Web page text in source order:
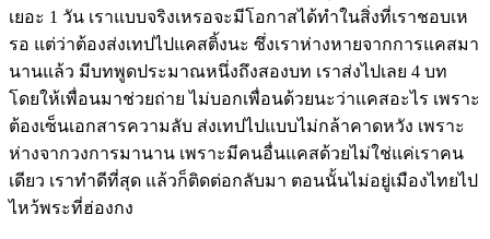
เยอะ 1 วัน เราแบบจริงเหรอจะมีโอกาสได้ทำในสิ่งที่เราชอบเห
รอ แต่ว่าต้องส่งเทปไปแคสติ้งนะ ซึ่งเราห่างหายจากการแคสมา
นานแล้ว มีบทพูดประมาณหนึ่งถึงสองบท เราส่งไปเลย 4 บท
โดยให้เพื่อนมาช่วยถ่าย ไม่บอกเพื่อนด้วยนะว่าแคสอะไร เพราะ
ต้องเซ็นเอกสารความลับ ส่งเทปไปแบบไม่กล้าคาดหวัง เพราะ
ห่างจากวงการมานาน เพราะมีคนอื่นแคสด้วยไม่ใช่แค่เราคน
เดียว เราทำดีที่สุด แล้วก็ติดต่อกลับมา ตอนนั้นไม่อยู่เมืองไทยไป
ไหว้พระที่ฮ่องกง